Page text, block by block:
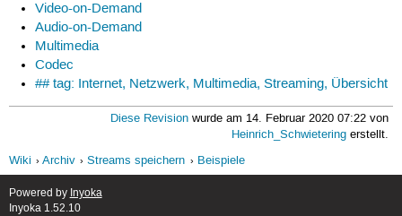
Video-on-Demand
Audio-on-Demand
Multimedia
Codec
## tag: Internet, Netzwerk, Multimedia, Streaming, Übersicht
Diese Revision wurde am 14. Februar 2020 07:22 von
Heinrich_Schwietering erstellt.
Wiki
Archiv Streams speichern Beispiele
Powered by Inyoka
Inyoka 1.52.10